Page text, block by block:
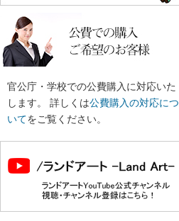
官公庁・学校での公費購入に対応いた
します。 詳しくは公費購入の対応につ
いてをご覧ください。